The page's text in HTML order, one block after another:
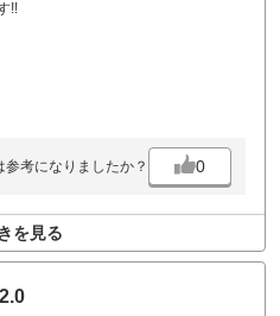
!!
参考になりましたか？ 0
を見る
2.0